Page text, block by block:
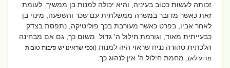
זכותה לעשות כטוב בעיניה, והיא יכולה למנות בן ממשיך. לעומת
זאת כאשר מדובר במשרה ממשלתית עם שכר והשפעה, מינוי בן
לאחר אביו, בפרט כאשר מעורבת בכך פוליטיקה, נתפסת בצדק
כבעייתית מאוד, וגורמת חילול ה' גדול. משום כך, גם אם מבחינה
הלכתית טהורה נניח שראוי היה למנות(וכפי שראינו יש סיבות טובות
מדוע לא), מחמת חילול ה' אין לנהוג כך.